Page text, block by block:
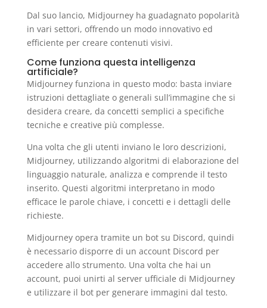
Dal suo lancio, Midjourney ha guadagnato popolarità
in vari settori, offrendo un modo innovativo ed
efficiente per creare contenuti visivi.
Come funziona questa intelligenza
artificiale?
Midjourney funziona in questo modo: basta inviare
istruzioni dettagliate o generali sull’immagine che si
desidera creare, da concetti semplici a specifiche
tecniche e creative più complesse.
Una volta che gli utenti inviano le loro descrizioni,
Midjourney, utilizzando algoritmi di elaborazione del
linguaggio naturale, analizza e comprende il testo
inserito. Questi algoritmi interpretano in modo
efficace le parole chiave, i concetti e i dettagli delle
richieste.
Midjourney opera tramite un bot su Discord, quindi
è necessario disporre di un account Discord per
accedere allo strumento. Una volta che hai un
account, puoi unirti al server ufficiale di Midjourney
e utilizzare il bot per generare immagini dal testo.